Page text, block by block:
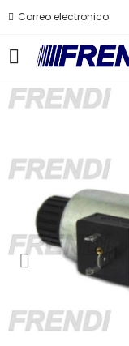
Correo electronico